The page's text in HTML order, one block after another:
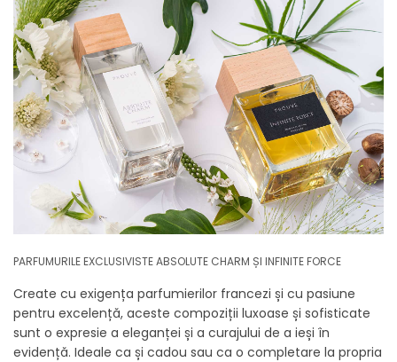
PARFUMURILE EXCLUSIVISTE ABSOLUTE CHARM ȘI INFINITE FORCE
Create cu exigența parfumierilor francezi și cu pasiune
pentru excelență, aceste compoziții luxoase și sofisticate
sunt o expresie a eleganței și a curajului de a ieși în
evidență. Ideale ca și cadou sau ca o completare la propria